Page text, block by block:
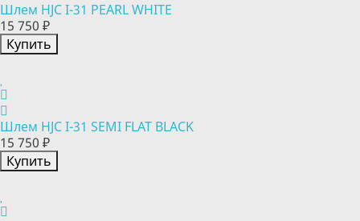
Шлем HJC I-31 PEARL WHITE
15 750 ₽
Купить
Шлем HJC I-31 SEMI FLAT BLACK
15 750 ₽
Купить